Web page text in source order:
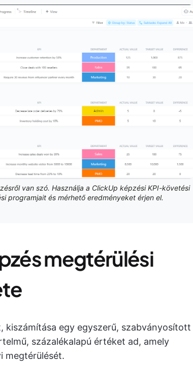
van szó. Használja a ClickUp képzési KPI-követési
programjait és mérhető eredményeket érjen el.
megtérülési
kiszámítása egy egyszerű, szabványosított
százalékalapú értéket ad, amely
megtérülését.